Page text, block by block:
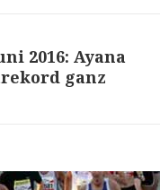
2016: Ayana
ganz